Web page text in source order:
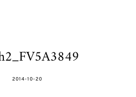
POSTED
2014-10-20